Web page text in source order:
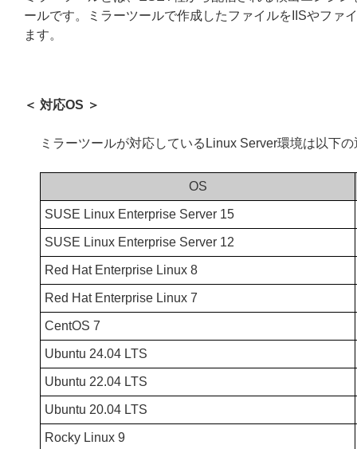
ールです。ミラーツールで作成したファイルをIISやファ
ます。
＜ 対応OS ＞
ミラーツールが対応しているLinux Server環境は以下
OS
SUSE Linux Enterprise Server 15
SUSE Linux Enterprise Server 12
Red Hat Enterprise Linux 8
Red Hat Enterprise Linux 7
CentOS 7
Ubuntu 24.04 LTS
Ubuntu 22.04 LTS
Ubuntu 20.04 LTS
Rocky Linux 9